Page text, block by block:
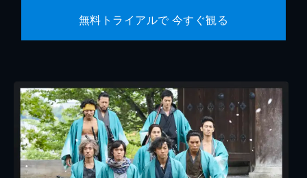
無料トライアルで 今すぐ観る